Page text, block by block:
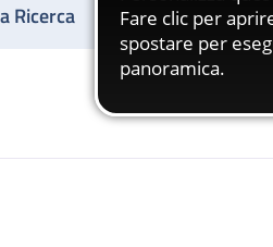
Ricerca Sostienici